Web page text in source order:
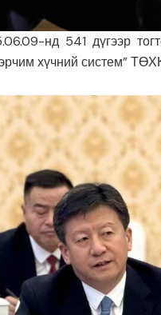
нд 541 дүгээр
хүчний систем”